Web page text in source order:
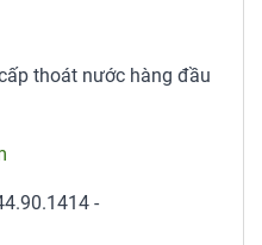
thoát nước hàng đầu
-